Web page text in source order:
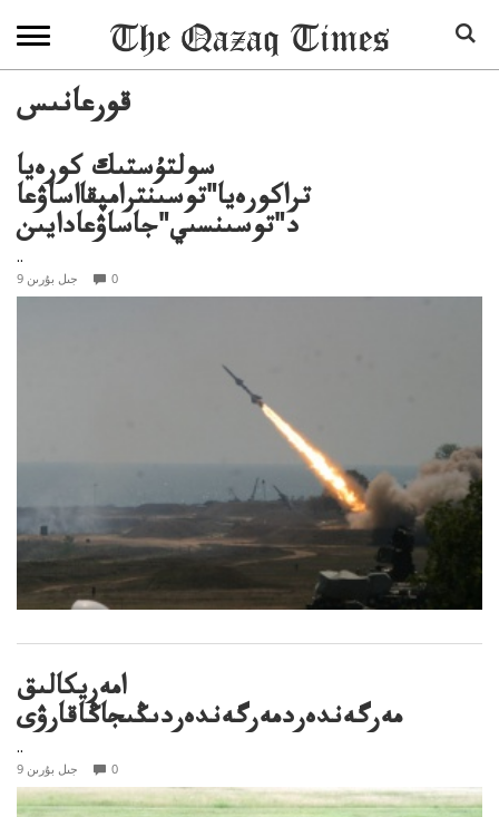
قورعانىس
سولتۇستىك كورەيا
تراكورەيا"توسىنترامپقااساۋعا
د"توسىنسىي"جاساۋعادايىن
..
9 جىل بۇرىن 0
امەريكالىق
مەرگەندەردمەرگەندەردىڭىجاڭاقارۋى
..
9 جىل بۇرىن 0